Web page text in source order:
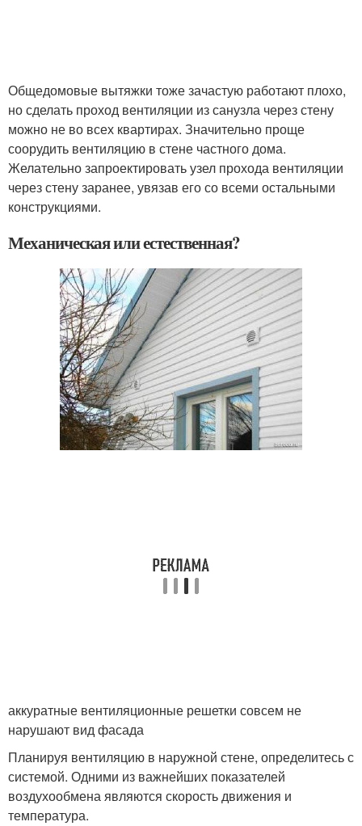
Общедомовые вытяжки тоже зачастую работают плохо,
но сделать проход вентиляции из санузла через стену
можно не во всех квартирах. Значительно проще
соорудить вентиляцию в стене частного дома.
Желательно запроектировать узел прохода вентиляции
через стену заранее, увязав его со всеми остальными
конструкциями.
Механическая или естественная?
аккуратные вентиляционные решетки совсем не
нарушают вид фасада
Планируя вентиляцию в наружной стене, определитесь с
системой. Одними из важнейших показателей
воздухообмена являются скорость движения и
температура.